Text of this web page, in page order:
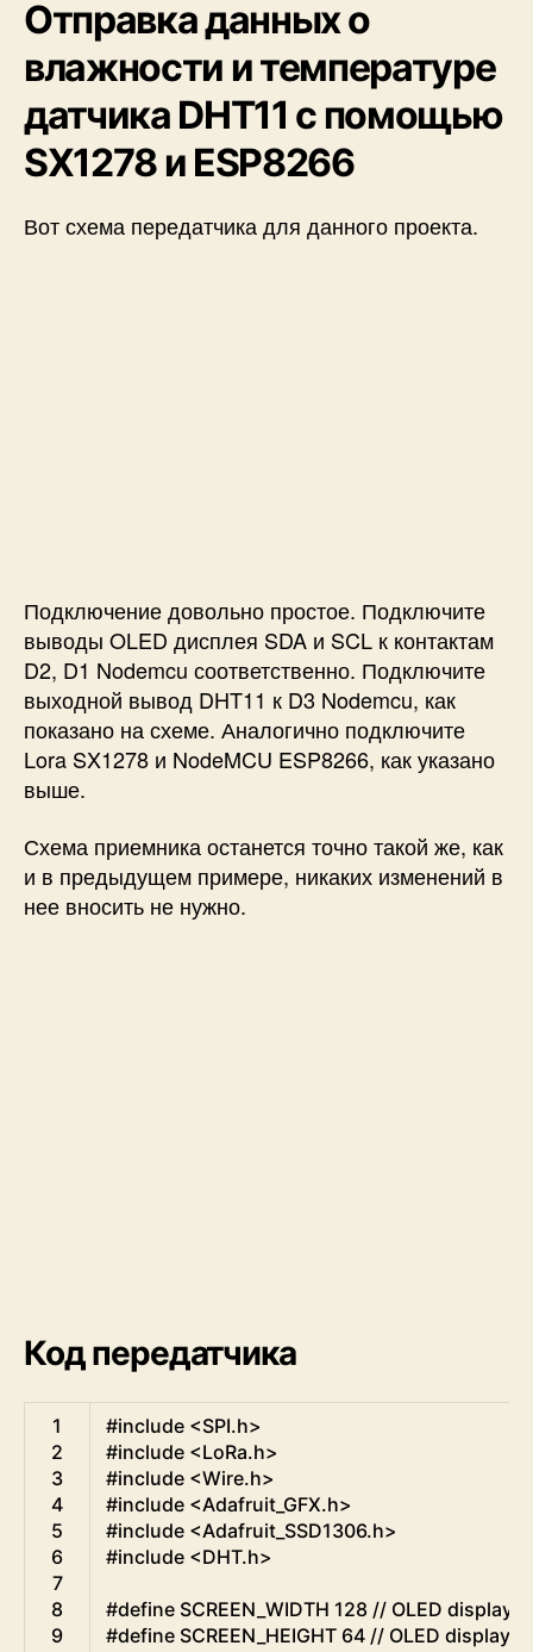
Отправка данных о
влажности и температуре
датчика DHT11 с помощью
SX1278 и ESP8266
Вот схема передатчика для данного проекта.
Подключение довольно простое. Подключите
выводы OLED дисплея SDA и SCL к контактам
D2, D1 Nodemcu соответственно. Подключите
выходной вывод DHT11 к D3 Nodemcu, как
показано на схеме. Аналогично подключите
Lora SX1278 и NodeMCU ESP8266, как указано
выше.
Схема приемника останется точно такой же, как
и в предыдущем примере, никаких изменений в
нее вносить не нужно.
Код передатчика
1
2
3
4
5
6
7
8
9
#include <SPI.h>
#include <LoRa.h>
#include <Wire.h>
#include <Adafruit_GFX.h>
#include <Adafruit_SSD1306.h>
#include <DHT.h>
#define SCREEN_WIDTH 128 // OLED display
#define SCREEN_HEIGHT 64 // OLED display